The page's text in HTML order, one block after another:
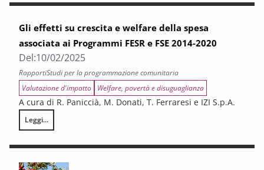
Gli effetti su crescita e welfare della spesa
associata ai Programmi FESR e FSE 2014-2020
Del:10/02/2025
RapportiStudi per la programmazione comunitaria
Valutazione d'impatto
Welfare, povertà e disuguaglianza
A cura di R. Paniccià, M. Donati, T. Ferraresi e IZI S.p.A.
Leggi...
Gli effetti su crescita e welfare della spesa associata ai Programmi